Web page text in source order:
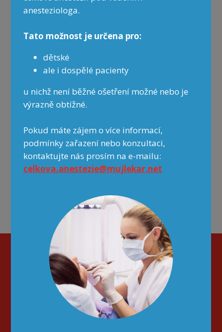
CZUB zdravotní s.r.o.
688 01 Uherský Brod
IČO 05110122
Noví pacienti
anesteziologa.
Tato možnost je určena pro:
dětské
ale i dospělé pacienty
u nichž není běžné ošetření možné nebo je
výrazně obtížné.
Pokud máte zájem o více informací,
podmínky zařazení nebo konzultaci,
kontaktujte nás prosím na e-mailu:
celkova.anestezie@mujlekar.net